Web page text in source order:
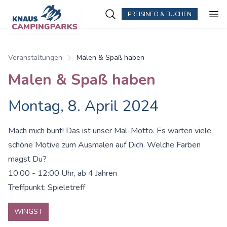
PREISINFO & BUCHEN
Veranstaltungen Malen & Spaß haben
Malen & Spaß haben
Montag, 8. April 2024
Mach mich bunt! Das ist unser Mal-Motto. Es warten viele
schöne Motive zum Ausmalen auf Dich. Welche Farben
magst Du?
10:00 - 12:00 Uhr, ab 4 Jahren
Treffpunkt: Spieletreff
WINGST